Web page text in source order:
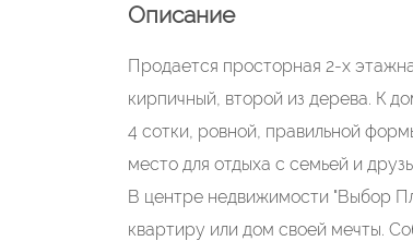
Описание
Продается просторная 2-х
кирпичный, второй из дерева. К
4 сотки, ровной, правильной
место для отдыха с семьей и
В центре недвижимости "Выбор
квартиру или дом своей мечты.